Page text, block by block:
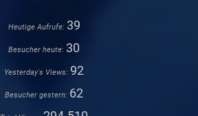
Heutige Aufrufe: 39
Besucher heute: 30
Yesterday's Views: 92
Besucher gestern: 62